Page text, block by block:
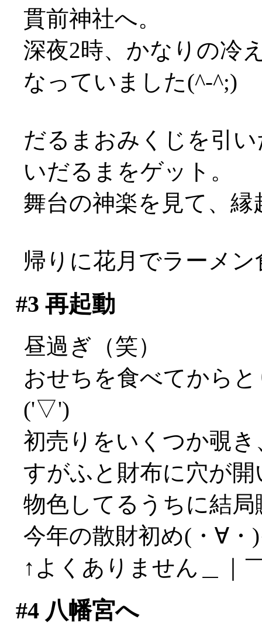
貫前神社へ。
深夜2時、かなりの冷
なっていました(^-^;)
だるまおみくじを引
いだるまをゲット。
舞台の神楽を見て、
帰りに花月でラーメ
#3 再起動
昼過ぎ（笑）
おせちを食べてから
('▽')
初売りをいくつか覗
すがふと財布に穴が
物色してるうちに結局
今年の散財初め(・∀・
↑よくありません＿｜
#4八幡宮へ